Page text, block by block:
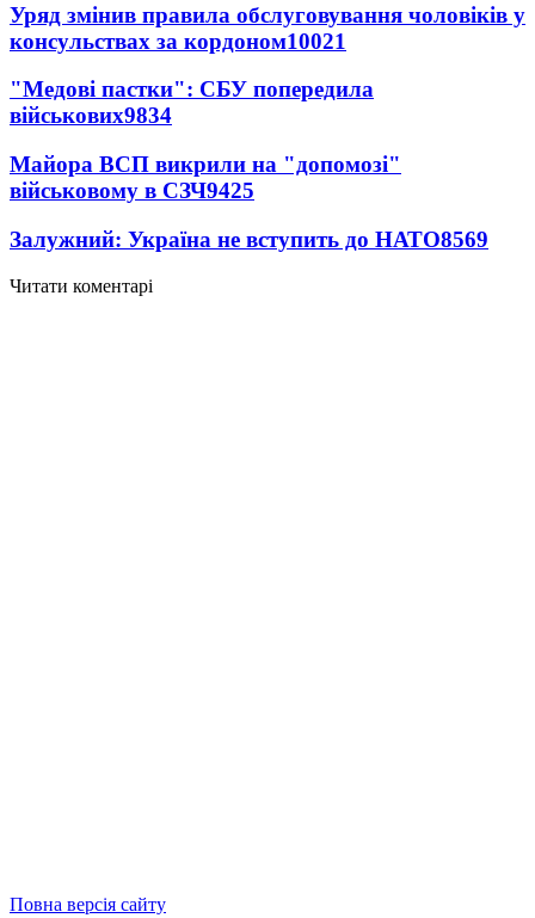
Уряд змінив правила обслуговування чоловіків у
консульствах за кордоном10021
"Медові пастки": СБУ попередила
військових9834
Майора ВСП викрили на "допомозі"
військовому в СЗЧ9425
Залужний: Україна не вступить до НАТО8569
Читати коментарі
Повна версія сайту